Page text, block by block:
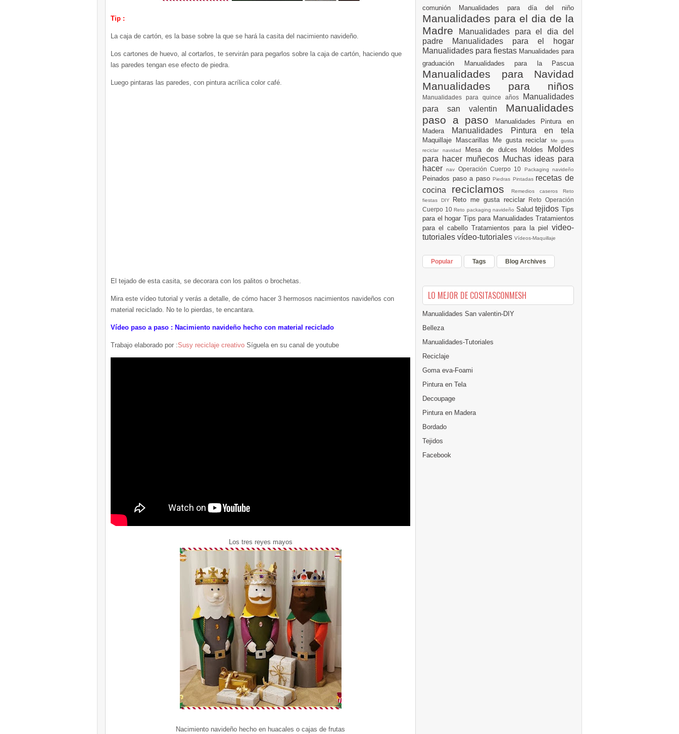
Tip :
La caja de cartón, es la base sobre la que se hará la casita del nacimiento navideño.
Los cartones de huevo, al cortarlos, te servirán para pegarlos sobre la caja de cartón, haciendo que
las paredes tengan ese efecto de piedra.
Luego pintaras las paredes, con pintura acrílica color café.
El tejado de esta casita, se decorara con los palitos o brochetas.
Mira este vídeo tutorial y verás a detalle, de cómo hacer 3 hermosos nacimientos navideños con
material reciclado. No te lo pierdas, te encantara.
Vídeo paso a paso : Nacimiento navideño hecho con material reciclado
Trabajo elaborado por :Susy reciclaje creativo Síguela en su canal de youtube
Los tres reyes mayos
Nacimiento navideño hecho en huacales o cajas de frutas
comunión Manualidades para día del niño
Manualidades para el dia de la
Madre
Manualidades para el dia del
padre
Manualidades para el hogar
Manualidades para fiestas Manualidades para
graduación Manualidades para la Pascua
Manualidades para Navidad
Manualidades para niños
Manualidades para quince años
Manualidades
para san valentin Manualidades
paso a paso
Manualidades Pintura en
Madera
Manualidades Pintura en tela
Maquillaje Mascarillas Me gusta reciclar
Me gusta
reciclar navidad Mesa de dulces Moldes
Moldes
para hacer muñecos Muchas ideas para
hacernav Operación Cuerpo 10 Packaging navideño
Peinados paso a pasoPiedras Pintadas recetas de
cocina reciclamos Remedios caseros Reto
fiestas DIY Reto me gusta reciclar
Reto Operación
Cuerpo 10Reto packaging navideño SaludtejidosTips
para el hogar Tips para Manualidades Tratamientos
para el cabello Tratamientos para la piel video-
tutoriales vídeo-tutoriales Vídeos-Maquillaje
Popular Tags Blog Archives
LO MEJOR DE COSITASCONMESH
Manualidades San valentin-DIY
Belleza
Manualidades-Tutoriales
Reciclaje
Goma eva-Foami
Pintura en Tela
Decoupage
Pintura en Madera
Bordado
Tejidos
Facebook